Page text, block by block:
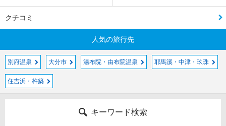
クチコミ
人気の旅行先
別府温泉 大分市 湯布院・由布院温泉 耶馬溪・中津・玖珠
住吉浜・杵築
キーワード検索